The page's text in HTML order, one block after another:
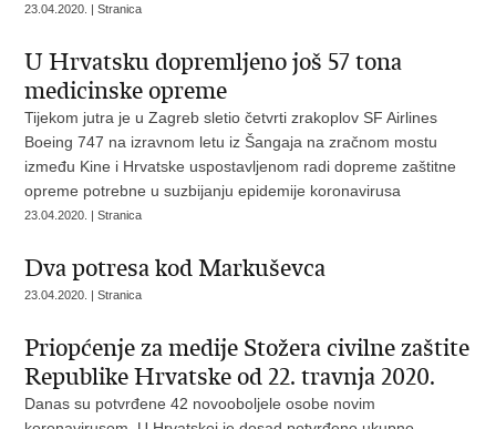
23.04.2020. | Stranica
U Hrvatsku dopremljeno još 57 tona
medicinske opreme
Tijekom jutra je u Zagreb sletio četvrti zrakoplov SF Airlines
Boeing 747 na izravnom letu iz Šangaja na zračnom mostu
između Kine i Hrvatske uspostavljenom radi dopreme zaštitne
opreme potrebne u suzbijanju epidemije koronavirusa
23.04.2020. | Stranica
Dva potresa kod Markuševca
23.04.2020. | Stranica
Priopćenje za medije Stožera civilne zaštite
Republike Hrvatske od 22. travnja 2020.
Danas su potvrđene 42 novooboljele osobe novim